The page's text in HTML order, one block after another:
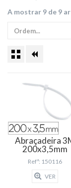
A mostrar 9 de 9
Ordem...
Abraçadeira
200x3,5mm
Refª: 150116
VER